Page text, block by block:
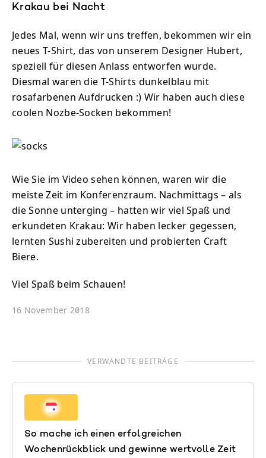
Krakau bei Nacht
Jedes Mal, wenn wir uns treffen, bekommen wir ein
neues T-Shirt, das von unserem Designer Hubert,
speziell für diesen Anlass entworfen wurde.
Diesmal waren die T-Shirts dunkelblau mit
rosafarbenen Aufdrucken :) Wir haben auch diese
coolen Nozbe-Socken bekommen!
Wie Sie im Video sehen können, waren wir die
meiste Zeit im Konferenzraum. Nachmittags – als
die Sonne unterging – hatten wir viel Spaß und
erkundeten Krakau: Wir haben lecker gegessen,
lernten Sushi zubereiten und probierten Craft
Biere.
Viel Spaß beim Schauen!
16 November 2018
VERWANDTE BEITRÄGE
So mache ich einen erfolgreichen
Wochenrückblick und gewinne wertvolle Zeit